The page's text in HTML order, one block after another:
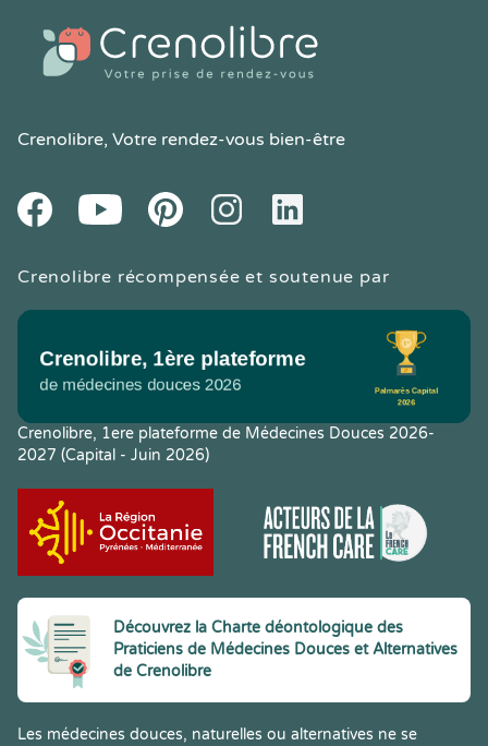
Crenolibre, Votre rendez-vous bien-être
FacebookYoutube PinteresetInstagramLinkedIn
Crenolibre récompensée et soutenue par
Crenolibre, 1ere plateforme de Médecines Douces 2026-
2027 (Capital - Juin 2026)
Découvrez la Charte déontologique des
Praticiens de Médecines Douces et Alternatives
de Crenolibre
Les médecines douces, naturelles ou alternatives ne se